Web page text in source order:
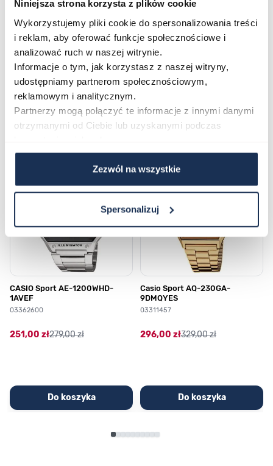
Niniejsza strona korzysta z plików cookie
Wykorzystujemy pliki cookie do spersonalizowania treści
i reklam, aby oferować funkcje społecznościowe i
analizować ruch w naszej witrynie.
Informacje o tym, jak korzystasz z naszej witryny,
udostępniamy partnerom społecznościowym,
reklamowym i analitycznym.
Partnerzy mogą połączyć te informacje z innymi danymi
otrzymanymi od Ciebie lub uzyskanymi podczas
Zezwól na wszystkie
Spersonalizuj
Zapytaj o produkt
Płatność i dostawa
Najczęściej kupowane
Poruszanie się po elementach karuzeli jest możliwe za pomocą
Naciśnij, aby pominąć karuzelę
Naciśnij, aby przejść do nawigacji karuzeli
CASIO Sport AE-1200WHD-
1AVEF
03362600
251,00 zł279,00 zł
Do koszyka
Casio Sport AQ-230GA-
9DMQYES
03311457
296,00 zł329,00 zł
Do koszyka